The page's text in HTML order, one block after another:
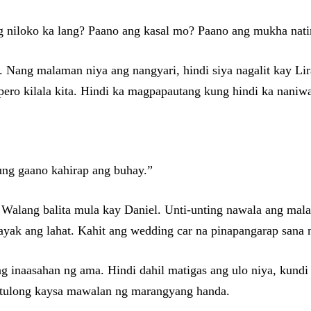
ka lang? Paano ang kasal mo? Paano ang mukha
malaman niya ang nangyari, hindi siya nagalit kay
kilala kita. Hindi ka magpapautang kung hindi ka
gaano kahirap ang buhay.”
balita mula kay Daniel. Unti-unting nawala ang
ang lahat. Kahit ang wedding car na pinapangarap
ng ama. Hindi dahil matigas ang ulo niya,
kaysa mawalan ng marangyang handa.